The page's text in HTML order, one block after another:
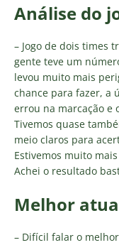
Análise do
– Jogo de dois times
gente teve um
levou muito mais
chance para fazer, a
errou na marcação e
Tivemos quase
meio claros para
Estivemos muito
Achei o resultado
Melhor
– Difícil falar o